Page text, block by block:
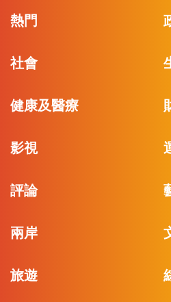
熱門
社會
健康及醫療
影視
評論
兩岸
旅遊